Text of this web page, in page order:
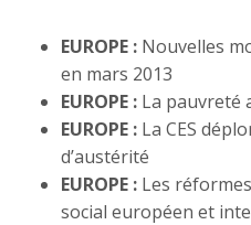
EUROPE : Nouvelles
en mars 2013
EUROPE : La pauvreté
EUROPE : La CES
d’austérité
EUROPE : Les
social européen et